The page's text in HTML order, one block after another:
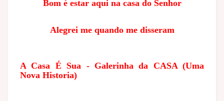
Bom é estar aqui na casa do Senhor
Alegrei me quando me disseram
A Casa É Sua - Galerinha da CASA (Uma
Nova Historia)